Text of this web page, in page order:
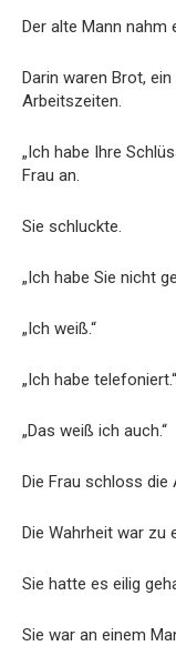
Der alte Mann nahm
Darin waren Brot,
Arbeitszeiten.
„Ich habe Ihre
Frau an.
Sie schluckte.
„Ich habe Sie nicht
„Ich weiß.“
„Ich habe telefoniert.“
„Das weiß ich auch.“
Die Frau schloss die
Die Wahrheit war zu
Sie hatte es eilig
Sie war an einem